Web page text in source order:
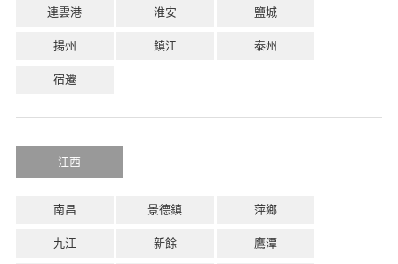
連雲港 淮安 鹽城
揚州 鎮江 泰州
宿遷
江西
南昌 景德鎮 萍鄉
九江 新餘 鷹潭